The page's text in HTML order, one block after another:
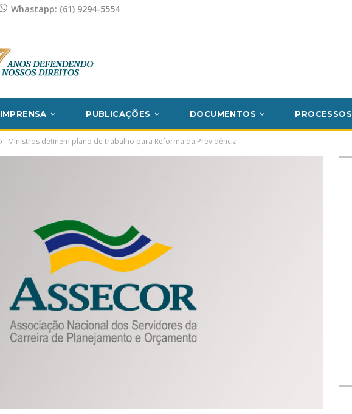
Whastapp: (61) 9294-5554
IMPRENSA PUBLICAÇÕES DOCUMENTOS PROCESSOS
Ministros definem plano de trabalho para Reforma da Previdência